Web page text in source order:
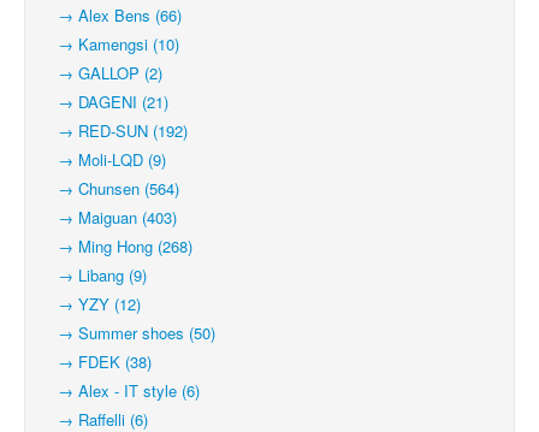
→ Alex Bens (66)
→ Kamengsi (10)
→ GALLOP (2)
→ DAGENI (21)
→ RED-SUN (192)
→ Moli-LQD (9)
→ Chunsen (564)
→ Maiguan (403)
→ Ming Hong (268)
→ Libang (9)
→ YZY (12)
→ Summer shoes (50)
→ FDEK (38)
→ Alex - IT style (6)
→ Raffelli (6)